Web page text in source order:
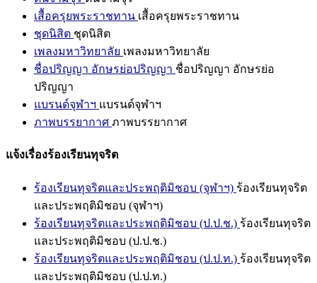
เสื้อครุยพระราชทาน เสื้อครุยพระราชทาน
ชุดนิสิต ชุดนิสิต
เพลงมหาวิทยาลัย เพลงมหาวิทยาลัย
ชื่อปริญญา อักษรย่อปริญญา ชื่อปริญญา อักษรย่อ
ปริญญา
แบรนด์จุฬาฯ แบรนด์จุฬาฯ
ภาพบรรยากาศ ภาพบรรยากาศ
แจ้งเรื่องร้องเรียนทุจริต
ร้องเรียนทุจริตและประพฤติมิชอบ (จุฬาฯ) ร้องเรียนทุจริต
และประพฤติมิชอบ (จุฬาฯ)
ร้องเรียนทุจริตและประพฤติมิชอบ (ป.ป.ช.) ร้องเรียนทุจริต
และประพฤติมิชอบ (ป.ป.ช.)
ร้องเรียนทุจริตและประพฤติมิชอบ (ป.ป.ท.) ร้องเรียนทุจริต
และประพฤติมิชอบ (ป.ป.ท.)